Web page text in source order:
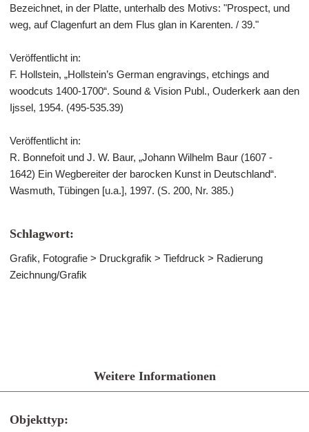
Bezeichnet, in der Platte, unterhalb des Motivs: "Prospect, und
weg, auf Clagenfurt an dem Flus glan in Karenten. / 39."
Veröffentlicht in:
F. Hollstein, „Hollstein’s German engravings, etchings and
woodcuts 1400-1700“. Sound & Vision Publ., Ouderkerk aan den
Ijssel, 1954. (495-535.39)
Veröffentlicht in:
R. Bonnefoit und J. W. Baur, „Johann Wilhelm Baur (1607 -
1642) Ein Wegbereiter der barocken Kunst in Deutschland“.
Wasmuth, Tübingen [u.a.], 1997. (S. 200, Nr. 385.)
Schlagwort:
Grafik, Fotografie > Druckgrafik > Tiefdruck > Radierung
Zeichnung/Grafik
Weitere Informationen
Objekttyp: